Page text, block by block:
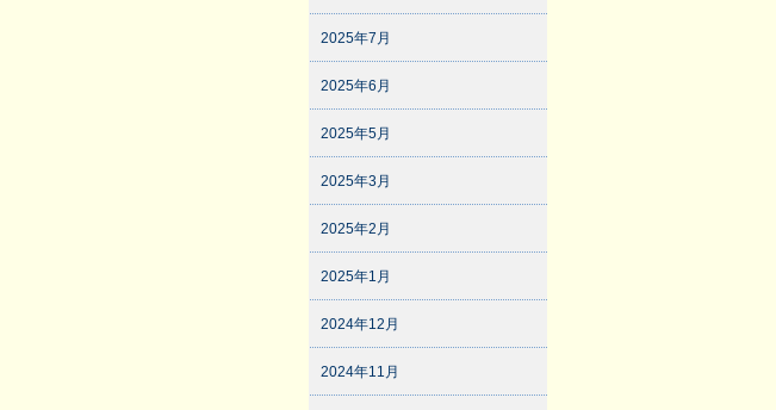
2025年7月
2025年6月
2025年5月
2025年3月
2025年2月
2025年1月
2024年12月
2024年11月